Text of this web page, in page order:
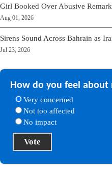
Girl Booked Over Abusive
Aug 01, 2026
Sirens Sound Across Bahrain as
Jul 23, 2026
How do you feel about
Very concerned
Not too affected
No impact